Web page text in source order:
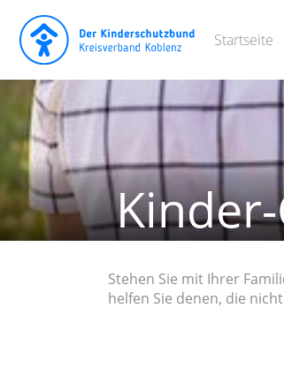
Startseite
Stehen Sie mit Ihrer
helfen Sie denen, die